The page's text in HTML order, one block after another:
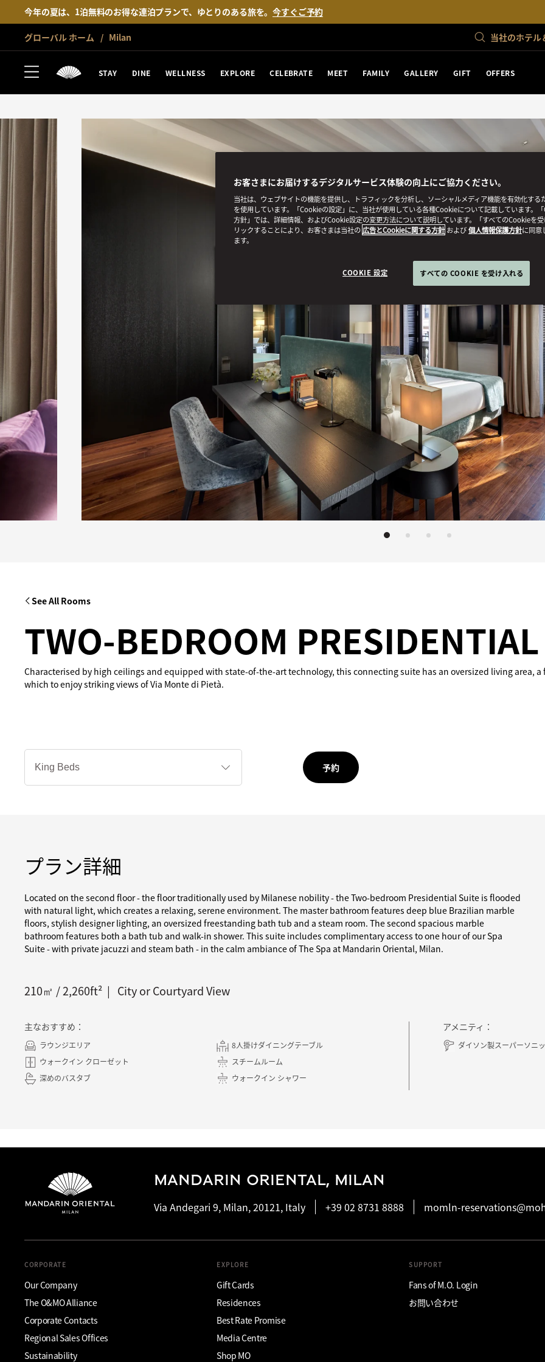
今年の夏は、1泊無料のお得な連泊プランで、ゆとりのある旅を。今すぐご予約
グローバル ホーム Milan 当社のホテル
STAY DINE WELLNESS EXPLORE CELEBRATE MEET FAMILY GALLERY GIFT OFFERS
See All Rooms
TWO-BEDROOM
Characterised by high ceilings and equipped with state-of-the-art technology, this connecting suite has an oversized living area,
which to enjoy striking views of Via Monte di Pietà.
ベ
タ
予約
プラン詳細
Located on the second floor - the floor traditionally used by Milanese nobility - the Two-bedroom Presidential Suite is flooded
with natural light, which creates a relaxing, serene environment. The master bathroom features deep blue Brazilian marble
floors, stylish designer lighting, an oversized freestanding bath tub and a steam room. The second spacious marble
bathroom features both a bath tub and walk-in shower. This suite includes complimentary access to one hour of our Spa
Suite - with private jacuzzi and steam bath - in the calm ambiance of The Spa at Mandarin Oriental, Milan.
210㎡ /2,260ft² City or Courtyard View
主なおすすめ：
ラウンジエリア
8人掛けダイニングテーブル
ウォークイン クローゼット
スチームルーム
深めのバスタブ
ウォークイン シャワー
アメニティ：
ダイソン製スーパーソニ
MANDARIN ORIENTAL, MILAN
Via Andegari 9, Milan, 20121, Italy
+39 02 8731 8888 momln-
CORPORATE
Our Company
The O&MO Alliance
Corporate Contacts
Regional Sales Offices
Sustainability
EXPLORE
Gift Cards
Residences
Best Rate Promise
Media Centre
Shop MO
SUPPORT
Fans of M.O. Login
お問い合わせ
お客さまにお届けするデジタルサービス体験の向上にご協力ください。
当社は、ウェブサイトの機能を提供し、トラフィックを分析し、ソーシャルメディア機能を有効化する
を使用しています。「Cookieの設定」に、当社が使用している各種Cookieについて記載しています。
方針」では、詳細情報、およびCookie設定の変更方法について説明しています。「すべてのCookieを
リックすることにより、お客さまは当社の 広告とCookieに関する方針 および個人情報保護方針に同意
ます。
COOKIE 設定 すべての COOKIE を受け入れる